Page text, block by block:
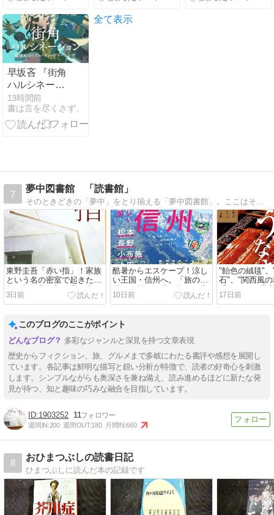
早坂吝 『街角
ハルシネーシ
ョン 探偵AIの
リアル・ディ
ープラーニン
13時間前
書は言を尽くさず、
全て表示
7
夢中図書館 「読書館」
東野圭吾「赤い指」！家族
という名の密室で起きた悲
劇…加賀恭一郎が暴く哀し
き真実とは？
3日前
酷暑からエスケープ！涼し
い王国・信州へ。「旅の手
帖」が贈る、唯一無二の高
原リゾート＆秘湯ガイド
10日前
"飴色の絨毯"
石"、"関西風
「おとなの週
ぎ大特集に喉
17日前
このブログのここがポイント
多彩なジャンルと深見を持つ文章表現
歴史からフィクション、旅、グルメまで多岐にわたる書評や感想を展開し
ています。各記事は鮮明な描写と鋭い分析が特徴で、読者の好奇心を刺激
します。シンプルながらも奥深さを兼ね備え、読み進めるほどに新たな発
見が待つ、知と趣味の巧みな融合を目指しています。
1903252 11
週間IN:200 週間OUT:180 月間IN:660
8
おひまつぶしの読書日記
ひまつぶしに読んだ本の記録です